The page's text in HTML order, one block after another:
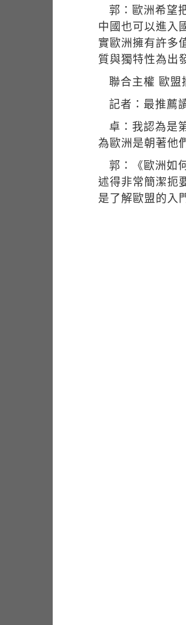
郭：歐洲希望
中國也可以進入
實歐洲擁有許多
質與獨特性為出
聯合主權 歐盟
記者：最推薦
卓：我認為是
為歐洲是朝著他
郭：《歐洲如
述得非常簡潔扼
是了解歐盟的入